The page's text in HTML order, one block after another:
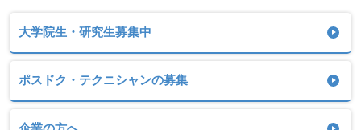
大学院生・研究生募集中
ポスドク・テクニシャンの募集